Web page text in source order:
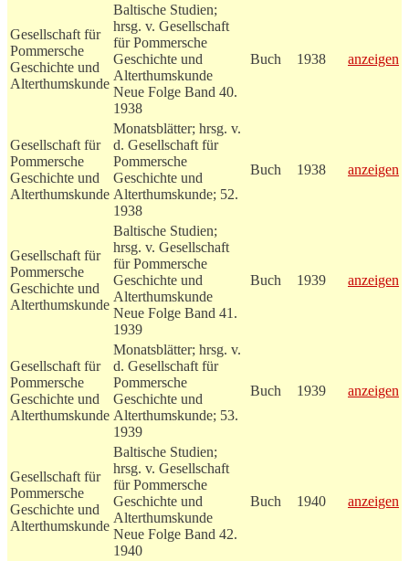
Gesellschaft für
Pommersche
Geschichte und
Alterthumskunde
Baltische Studien;
hrsg. v. Gesellschaft
für Pommersche
Geschichte und
Alterthumskunde
Neue Folge Band 40.
1938
Buch 1938 anzeigen
Gesellschaft für
Pommersche
Geschichte und
Alterthumskunde
Monatsblätter; hrsg. v.
d. Gesellschaft für
Pommersche
Geschichte und
Alterthumskunde; 52.
1938
Buch 1938 anzeigen
Gesellschaft für
Pommersche
Geschichte und
Alterthumskunde
Baltische Studien;
hrsg. v. Gesellschaft
für Pommersche
Geschichte und
Alterthumskunde
Neue Folge Band 41.
1939
Buch 1939 anzeigen
Gesellschaft für
Pommersche
Geschichte und
Alterthumskunde
Monatsblätter; hrsg. v.
d. Gesellschaft für
Pommersche
Geschichte und
Alterthumskunde; 53.
1939
Buch 1939 anzeigen
Gesellschaft für
Pommersche
Geschichte und
Alterthumskunde
Baltische Studien;
hrsg. v. Gesellschaft
für Pommersche
Geschichte und
Alterthumskunde
Neue Folge Band 42.
1940
Buch 1940 anzeigen